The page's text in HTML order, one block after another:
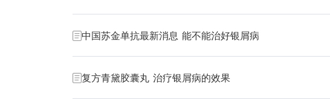
中国苏金单抗最新消息 能不能治好银屑病
复方青黛胶囊丸 治疗银屑病的效果